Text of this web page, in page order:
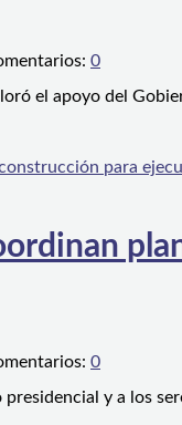
0
el apoyo del
0
y a los